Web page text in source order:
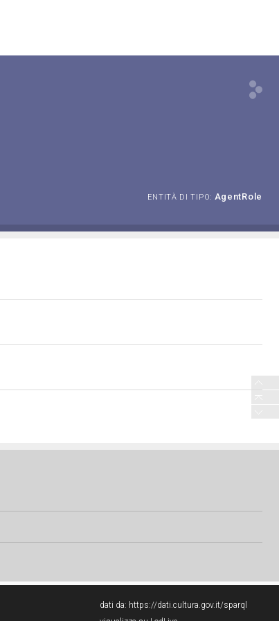
ENTITÀ DI TIPO: AgentRole
dati da: https://dati.cultura.gov.it/sparql